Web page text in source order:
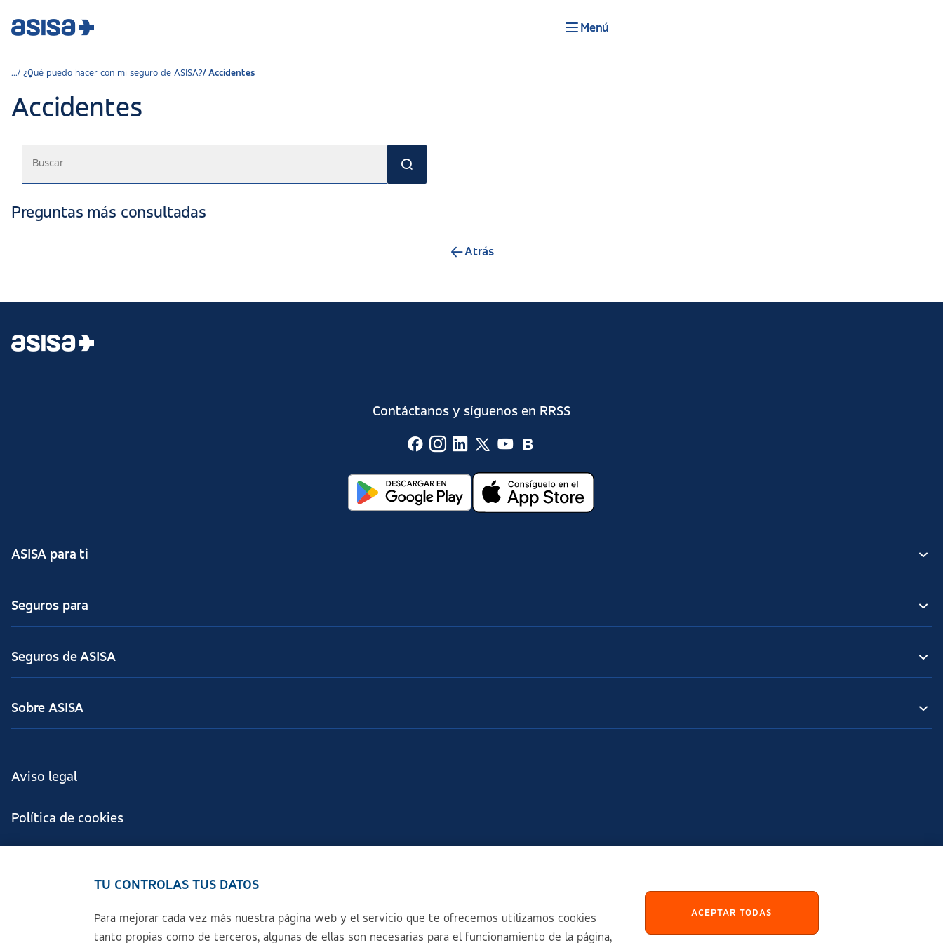
Menú
¿Qué puedo hacer con mi seguro de ASISA? Accidentes
Accidentes
Preguntas más consultadas
Atrás
Contáctanos y síguenos en RRSS
ASISA para ti
Seguros para
Seguros de ASISA
Sobre ASISA
Aviso legal
Política de cookies
TU CONTROLAS TUS DATOS
Para mejorar cada vez más nuestra página web y el servicio que te ofrecemos utilizamos cookies
tanto propias como de terceros, algunas de ellas son necesarias para el funcionamiento de la página,
ACEPTAR TODAS